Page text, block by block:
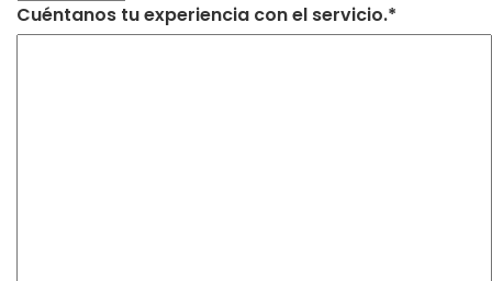
Cuéntanos tu experiencia con el servicio.*